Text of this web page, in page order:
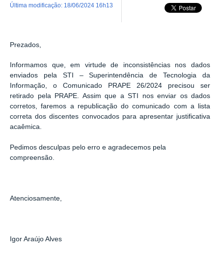
última modificação: 18/06/2024 16h13
Prezados,
Informamos que, em virtude de inconsistências nos dados
enviados pela STI – Superintendência de Tecnologia da
Informação, o Comunicado PRAPE 26/2024 precisou ser
retirado pela PRAPE. Assim que a STI nos enviar os dados
corretos, faremos a republicação do comunicado com a lista
correta dos discentes convocados para apresentar justificativa
acaêmica.
Pedimos desculpas pelo erro e agradecemos pela
compreensão.
Atenciosamente,
Igor Araújo Alves